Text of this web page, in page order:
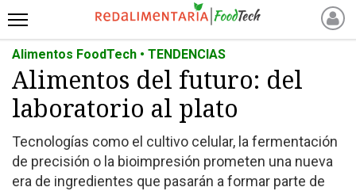
INICIO
NOTICIAS RECIENTES
NOTICIAS
ALTERNATIVAS
ANIMAL FREE
Alimentos FoodTech • TENDENCIAS
Alimentos del futuro: del
laboratorio al plato
Tecnologías como el cultivo celular, la fermentación
de precisión o la bioimpresión prometen una nueva
era de ingredientes que pasarán a formar parte de